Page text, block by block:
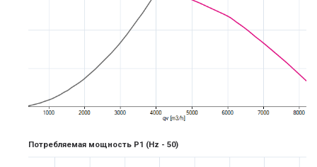
Потребляемая мощность P1 (Hz - 50)